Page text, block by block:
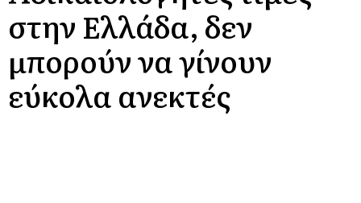
στην Ελλάδα, δεν
μπορούν να γίνουν
εύκολα ανεκτές